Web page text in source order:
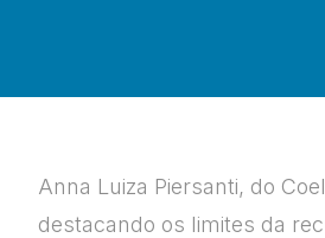
Anna Luiza Piersanti, do
destacando os limites da